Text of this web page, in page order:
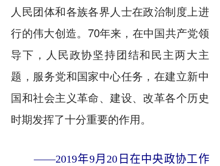
人民团体和各族各界人士在政治制度上进
行的伟大创造。70年来，在中国共产党领
导下，人民政协坚持团结和民主两大主
题，服务党和国家中心任务，在建立新中
国和社会主义革命、建设、改革各个历史
时期发挥了十分重要的作用。
——2019年9月20日在中央政协工作